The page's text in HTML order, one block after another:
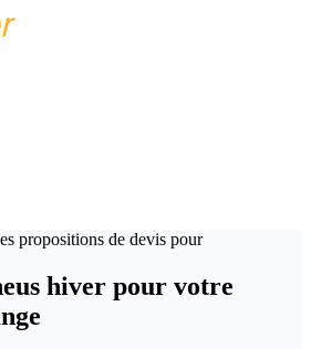
propositions de devis pour
hiver pour votre